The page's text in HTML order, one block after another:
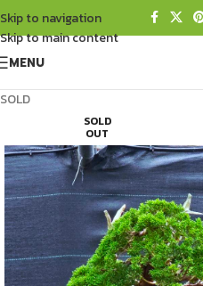
Skip to navigation
Skip to main content
MENU
SOLD
SOLD
OUT